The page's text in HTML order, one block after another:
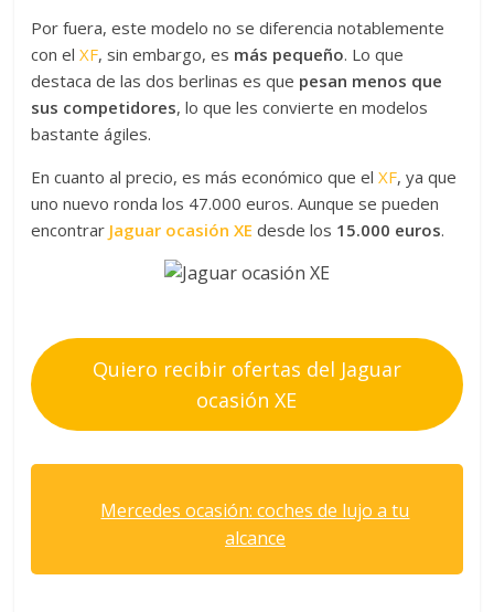
Por fuera, este modelo no se diferencia notablemente
con elXF, sin embargo, es más pequeño. Lo que
destaca de las dos berlinas es que pesan menos que
sus competidores, lo que les convierte en modelos
bastante ágiles.
En cuanto al precio, es más económico que elXF, ya que
uno nuevo ronda los 47.000 euros. Aunque se pueden
encontrar Jaguar ocasión XE desde los 15.000 euros.
Quiero recibir ofertas del Jaguar
ocasión XE
Mercedes ocasión: coches de lujo a tu
alcance